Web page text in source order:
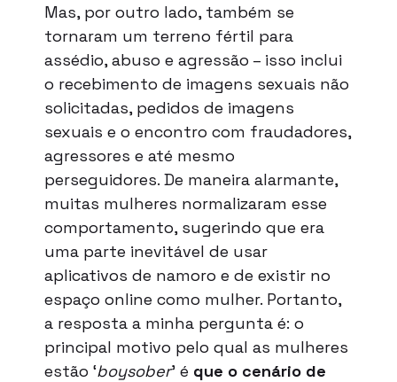
Mas, por outro lado, também se
tornaram um terreno fértil para
assédio, abuso e agressão – isso inclui
o recebimento de imagens sexuais não
solicitadas, pedidos de imagens
sexuais e o encontro com fraudadores,
agressores e até mesmo
perseguidores. De maneira alarmante,
muitas mulheres normalizaram esse
comportamento, sugerindo que era
uma parte inevitável de usar
aplicativos de namoro e de existir no
espaço online como mulher. Portanto,
a resposta a minha pergunta é: o
principal motivo pelo qual as mulheres
estão ‘boysober’ é que o cenário de